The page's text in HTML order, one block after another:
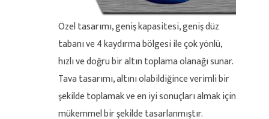
Özel tasarımı, geniş kapasitesi, geniş düz
tabanı ve 4 kaydırma bölgesi ile çok yönlü,
hızlı ve doğru bir altın toplama olanağı sunar.
Tava tasarımı, altını olabildiğince verimli bir
şekilde toplamak ve en iyi sonuçları almak için
mükemmel bir şekilde tasarlanmıştır.